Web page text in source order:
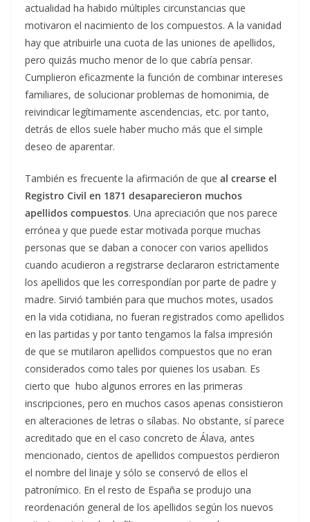
actualidad ha habido múltiples circunstancias que
motivaron el nacimiento de los compuestos. A la vanidad
hay que atribuirle una cuota de las uniones de apellidos,
pero quizás mucho menor de lo que cabría pensar.
Cumplieron eficazmente la función de combinar intereses
familiares, de solucionar problemas de homonimia, de
reivindicar legítimamente ascendencias, etc. por tanto,
detrás de ellos suele haber mucho más que el simple
deseo de aparentar.
También es frecuente la afirmación de que al crearse el
Registro Civil en 1871 desaparecieron muchos
apellidos compuestos. Una apreciación que nos parece
errónea y que puede estar motivada porque muchas
personas que se daban a conocer con varios apellidos
cuando acudieron a registrarse declararon estrictamente
los apellidos que les correspondían por parte de padre y
madre. Sirvió también para que muchos motes, usados
en la vida cotidiana, no fueran registrados como apellidos
en las partidas y por tanto tengamos la falsa impresión
de que se mutilaron apellidos compuestos que no eran
considerados como tales por quienes los usaban. Es
cierto que hubo algunos errores en las primeras
inscripciones, pero en muchos casos apenas consistieron
en alteraciones de letras o sílabas. No obstante, sí parece
acreditado que en el caso concreto de Álava, antes
mencionado, cientos de apellidos compuestos perdieron
el nombre del linaje y sólo se conservó de ellos el
patronímico. En el resto de España se produjo una
reordenación general de los apellidos según los nuevos